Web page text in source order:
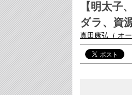
【明太子
ダラ、資
真田康弘 （ オ